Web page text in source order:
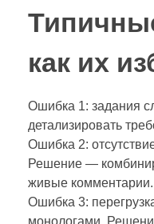
как их
Ошибка 1: задания
детализировать
Ошибка 2:
Решение —
живые комментарии.
Ошибка 3:
монологами.